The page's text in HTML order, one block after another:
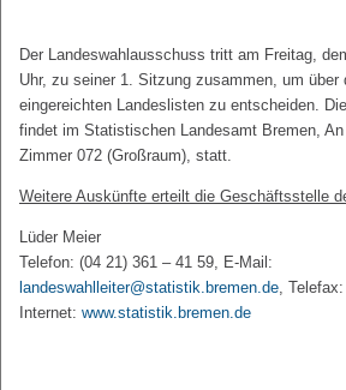
Der Landeswahlausschuss tritt am Freitag,
Uhr, zu seiner 1. Sitzung zusammen, um über
eingereichten Landeslisten zu entscheiden.
findet im Statistischen Landesamt Bremen, An
Zimmer 072 (Großraum), statt.
Weitere Auskünfte erteilt die Geschäftsstelle
Lüder Meier
Telefon: (04 21) 361 – 41 59, E-Mail:
landeswahlleiter@statistik.bremen.de,
Internet: www.statistik.bremen.de